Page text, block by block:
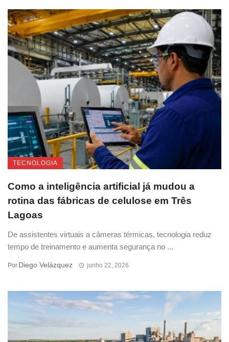
TECNOLOGIA
Como a inteligência artificial já mudou a
rotina das fábricas de celulose em Três
Lagoas
De assistentes virtuais a câmeras térmicas, tecnologia reduz
tempo de treinamento e aumenta segurança no ...
Por Diego Velázquez junho 22, 2026